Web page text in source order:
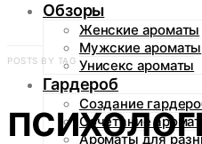
Обзоры
Женские ароматы
Мужские ароматы
Унисекс ароматы
Гардероб
Создание
Сочетание
Ароматы для
POSTS BY TAG